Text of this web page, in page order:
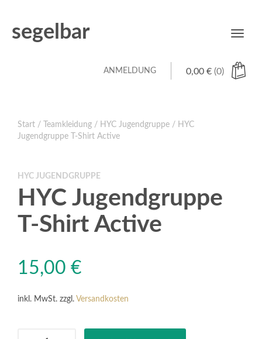
segelbar
Toggle
0,00 € (0)
ANMELDUNG
Start / Teamkleidung / HYC Jugendgruppe / HYC
Jugendgruppe T-Shirt Active
HYC JUGENDGRUPPE
HYC Jugendgruppe
T-Shirt Active
15,00 €
inkl. MwSt. zzgl. Versandkosten